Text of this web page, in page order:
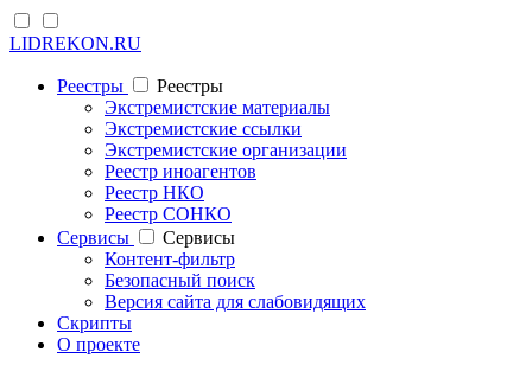
LIDREKON.RU
Реестры
Реестры
Экстремистские материалы
Экстремистские ссылки
Экстремистские организации
Реестр иноагентов
Реестр НКО
Реестр СОНКО
Cервисы
Cервисы
Контент-фильтр
Безопасный поиск
Версия сайта для слабовидящих
Скрипты
О проекте